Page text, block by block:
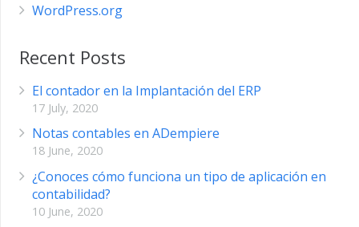
WordPress.org
Recent Posts
El contador en la Implantación del ERP
17 July, 2020
Notas contables en ADempiere
18 June, 2020
¿Conoces cómo funciona un tipo de aplicación en
contabilidad?
10 June, 2020